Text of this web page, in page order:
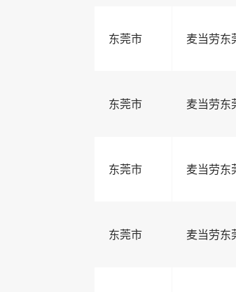
东莞市 麦当劳东
东莞市 麦当劳东
东莞市 麦当劳东
东莞市 麦当劳东